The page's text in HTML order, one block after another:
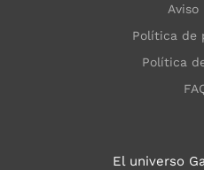
Aviso
Política de
Política
El universo